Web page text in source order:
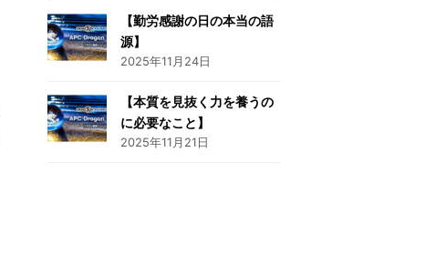
【勤労感謝の日の本当の語
源】
2025年11月24日
【本質を見抜く力を養うの
に必要なこと】
2025年11月21日